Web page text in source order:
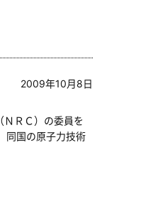
2009年10月8日
ＲＣ）の委員を
同国の原子力技術